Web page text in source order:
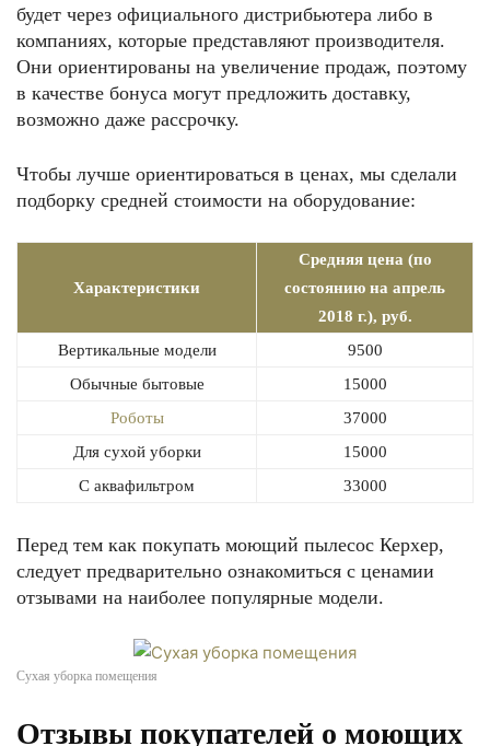
будет через официального дистрибьютера либо в
компаниях, которые представляют производителя.
Они ориентированы на увеличение продаж, поэтому
в качестве бонуса могут предложить доставку,
возможно даже рассрочку.
Чтобы лучше ориентироваться в ценах, мы сделали
подборку средней стоимости на оборудование:
Характеристики
Средняя цена (по
состоянию на апрель
2018 г.), руб.
Вертикальные модели
9500
Обычные бытовые
15000
Роботы
37000
Для сухой уборки
15000
С аквафильтром
33000
Перед тем как покупать моющий пылесос Керхер,
следует предварительно ознакомиться с ценамии
отзывами на наиболее популярные модели.
Сухая уборка помещения
Отзывы покупателей о моющих